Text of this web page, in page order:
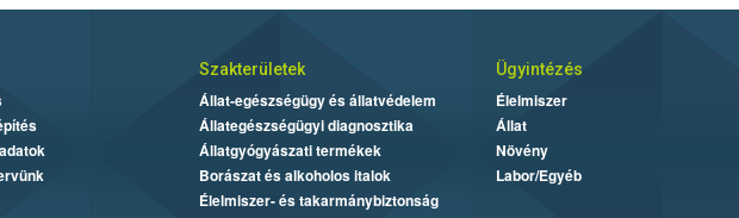
Szakterületek
Állat-egészségügy és állatvédelem
Állategészségügyi diagnosztika
Állatgyógyászati termékek
Borászat és alkoholos italok
Élelmiszer- és takarmánybiztonság
Ügyintézés
Élelmiszer
Állat
Növény
Labor/Egyéb